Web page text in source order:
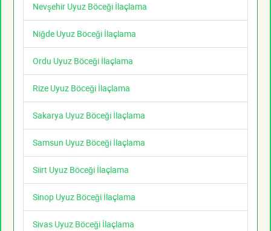
Nevşehir Uyuz Böceği İlaçlama
Niğde Uyuz Böceği İlaçlama
Ordu Uyuz Böceği İlaçlama
Rize Uyuz Böceği İlaçlama
Sakarya Uyuz Böceği İlaçlama
Samsun Uyuz Böceği İlaçlama
Siirt Uyuz Böceği İlaçlama
Sinop Uyuz Böceği İlaçlama
Sivas Uyuz Böceği İlaçlama